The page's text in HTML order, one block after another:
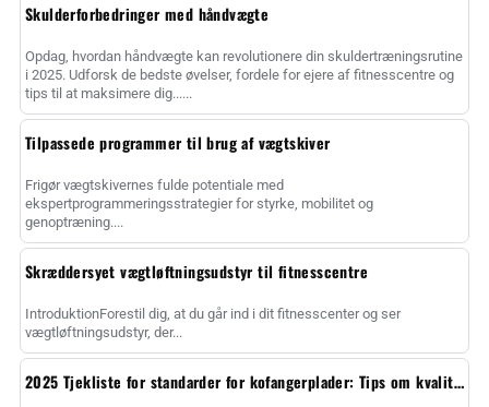
Skulderforbedringer med håndvægte
Opdag, hvordan håndvægte kan revolutionere din skuldertræningsrutine
i 2025. Udforsk de bedste øvelser, fordele for ejere af fitnesscentre og
tips til at maksimere dig......
Tilpassede programmer til brug af vægtskiver
Frigør vægtskivernes fulde potentiale med
ekspertprogrammeringsstrategier for styrke, mobilitet og
genoptræning....
Skræddersyet vægtløftningsudstyr til fitnesscentre
IntroduktionForestil dig, at du går ind i dit fitnesscenter og ser
vægtløftningsudstyr, der...
2025 Tjekliste for standarder for kofangerplader: Tips om kvalitet